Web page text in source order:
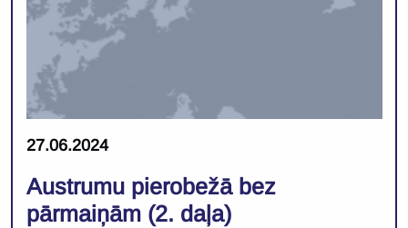
dienaskārtības virzībai. Uzreiz pēc notikušā
Krievijas amatpersonas un tiesībsargājošo
institūciju pārstāvji nāca klajā ar
paziņojumiem par Ukrainas saistību ar
teroraktu, savukārt pēcāk veiktā Krievijas
izmeklēšana […]
27.06.2024
Austrumu pierobežā bez
pārmaiņām (2. daļa)